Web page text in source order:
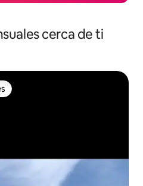
cerca de ti